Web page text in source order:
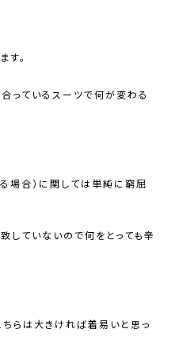
す。
っているスーツで何が変わる
場合）に関しては単純に窮屈
していないので何をとっても辛
らは大きければ着易いと思っ